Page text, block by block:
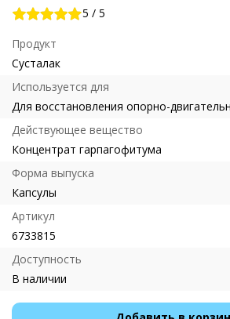
5 / 5
Продукт
Сусталак
Используется для
Для восстановления опорно-
Действующее вещество
Концентрат гарпагофитума
Форма выпуска
Капсулы
Артикул
6733815
Доступность
В наличии